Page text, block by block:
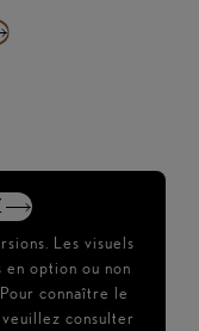
Les visuels
option ou non
connaître le
consulter